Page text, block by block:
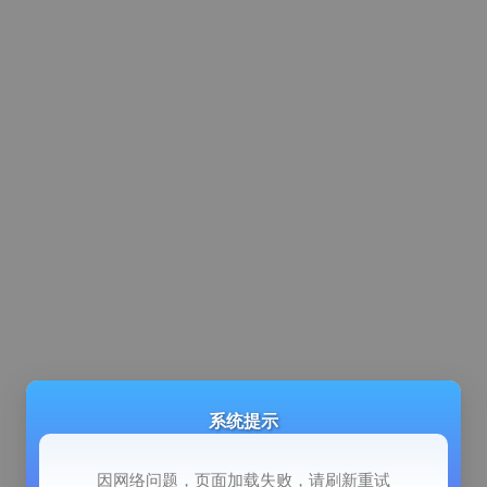
系统提示
因网络问题，页面加载失败，请刷新重试